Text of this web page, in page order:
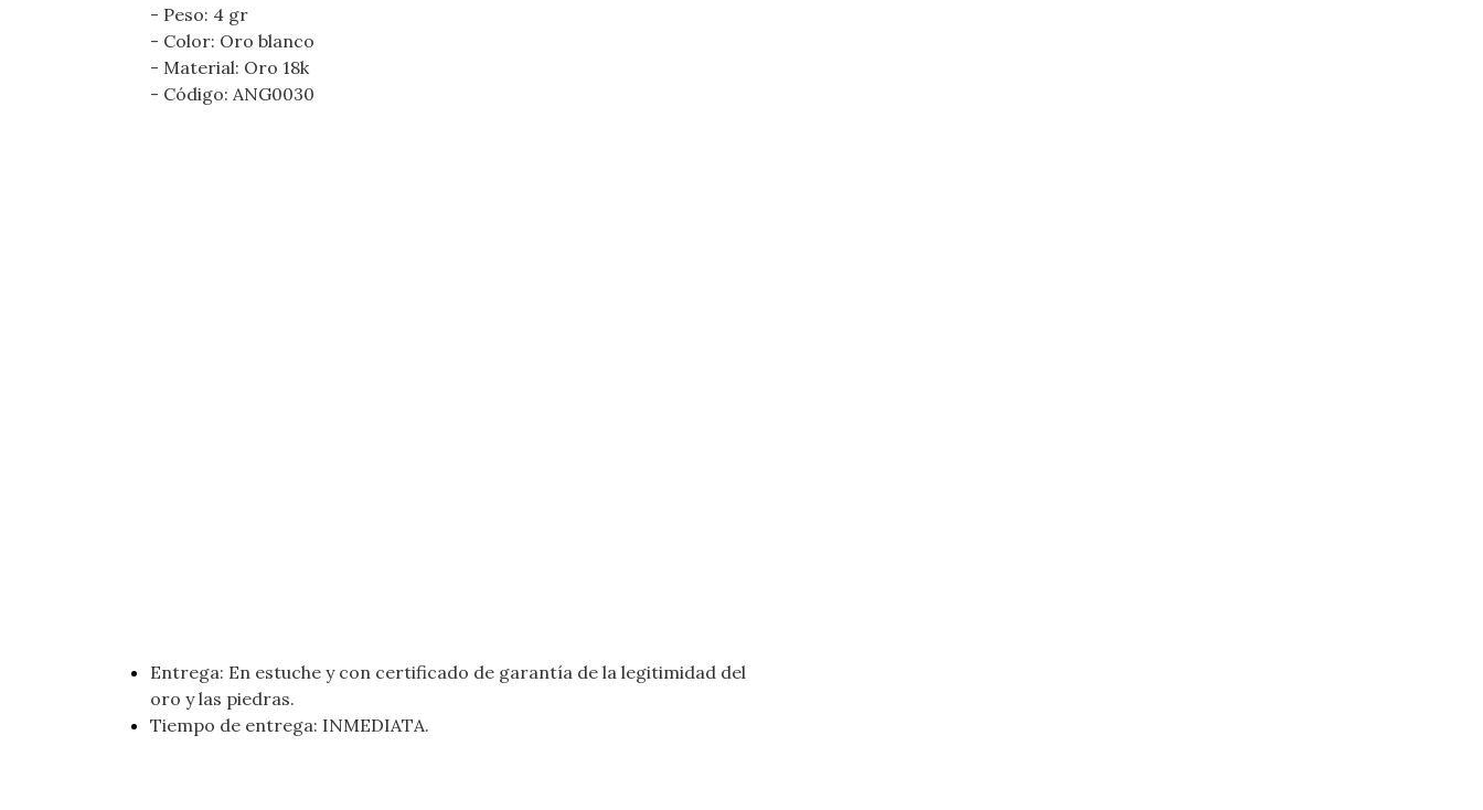
- Peso: 4 gr
- Color: Oro blanco
- Material: Oro 18k
- Código: ANG0030
Entrega: En estuche y con certificado de garantía de la legitimidad del
oro y las piedras.
Tiempo de entrega: INMEDIATA.